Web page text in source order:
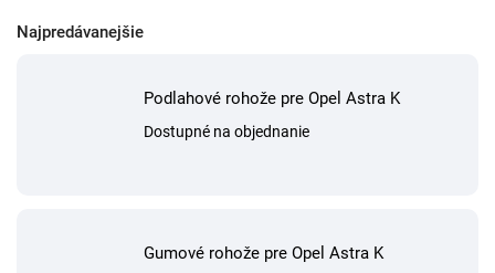
Najpredávanejšie
Podlahové rohože pre Opel Astra K
Dostupné na objednanie
Gumové rohože pre Opel Astra K